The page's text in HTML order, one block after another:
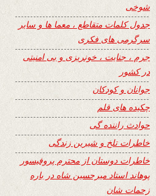
شوخی
جدول کلمات متقاطع ، معما ها و سایر
سرگرمی های فکری
جرم ، جنایت ، خونریزی و بی امنیتی
در کشور
جوانان و کودکان
چکیده های قلم
حوادث راننده گی
خاطرات تلخ و شیرین زندگی
خاطرات دوستان از محترم پروفیسور
پوهاند استاد میرحسین شاه در باره
زحمات شان